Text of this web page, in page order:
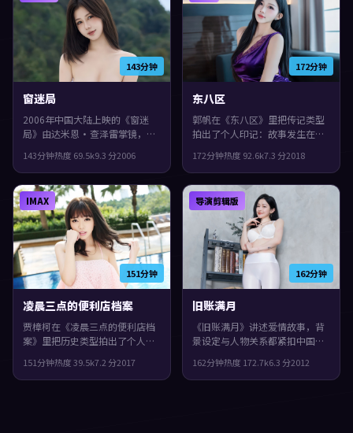
143分钟
窗迷局
2006年中国大陆上映的《窗迷
局》由达米恩·查泽雷掌镜，孙
绎。类型上偏悬疑，一场意外把
原本平行的人生拧在一起，整体
完成度较高，适合喜欢细腻叙事
与人物刻画的观众。
143分钟热度 69.5k9.3 分2006
172分钟
东八区
郭帆在《东八区》里把传记类型
拍出了个人印记：故事发生在英
括白宇、章子怡、基里安·墨
菲。一场意外把原本平行的人生
拧在一起，片尾余味很足。
172分钟热度 92.6k7.3 分2018
151分钟
IMAX
凌晨三点的便利店档案
贾樟柯在《凌晨三点的便利店档
案》里把历史类型拍出了个人印
年与观众见面。主演包括段奕
宏、沈腾、全度妍。节奏前半段
151分钟热度39.5k7.2 分2017
162分钟
导演剪辑版
旧账满月
《旧账满月》讲述爱情故事，背
景设定与人物关系都紧扣中国香
映，娄烨执导，张子枫、小松菜
奈、基里安·墨菲领衔。叙事在
162分钟热度 172.7k6.3 分2012